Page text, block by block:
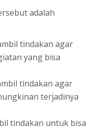
adalah
tindakan agar
yang bisa
tindakan agar
terjadinya
tindakan untuk bisa